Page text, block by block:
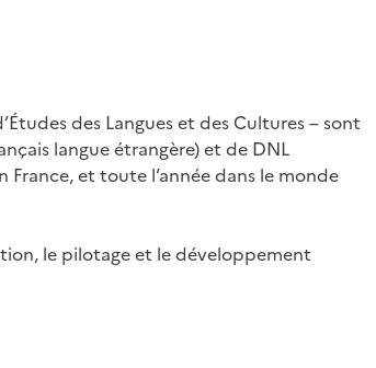
des Langues et des Cultures – sont
langue étrangère) et de DNL
et toute l’année dans le monde
le pilotage et le développement